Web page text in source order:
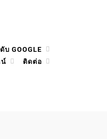
บ GOOGLE
น์ ติดต่อ